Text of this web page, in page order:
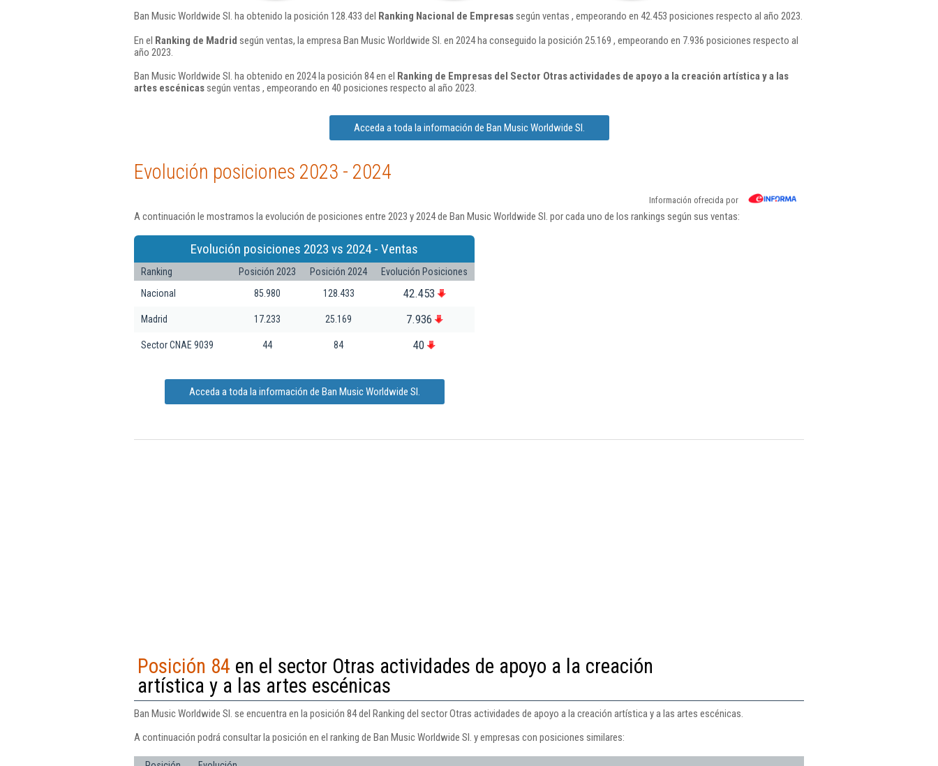
Ban Music Worldwide Sl. ha obtenido la posición 128.433 del Ranking Nacional de Empresassegún ventas , empeorando en 42.453 posiciones respecto al año 2023.
En el Ranking de Madrid según ventas, la empresa Ban Music Worldwide Sl. en 2024 ha conseguido la posición 25.169 , empeorando en 7.936 posiciones respecto al
año 2023.
Ban Music Worldwide Sl. ha obtenido en 2024 la posición 84 en el Ranking de Empresas del Sector Otras actividades de apoyo a la creación artística y a las
artes escénicassegún ventas , empeorando en 40 posiciones respecto al año 2023.
Acceda a toda la información de Ban Music Worldwide Sl.
Evolución posiciones 2023 - 2024
Información ofrecida por
A continuación le mostramos la evolución de posiciones entre 2023 y 2024 de Ban Music Worldwide Sl. por cada uno de los rankings según sus ventas:
Evolución posiciones 2023 vs 2024 - Ventas
Ranking Posición 2023 Posición 2024
Evolución Posiciones
Nacional
85.980 128.433 42.453
Madrid 17.233 25.169 7.936
Sector CNAE 9039 44 84 40
Acceda a toda la información de Ban Music Worldwide Sl.
Posición 84 en el sector Otras actividades de apoyo a la creación
artística y a las artes escénicas
Ban Music Worldwide Sl. se encuentra en la posición 84 del Ranking del sector Otras actividades de apoyo a la creación artística y a las artes escénicas.
A continuación podrá consultar la posición en el ranking de Ban Music Worldwide Sl. y empresas con posiciones similares: